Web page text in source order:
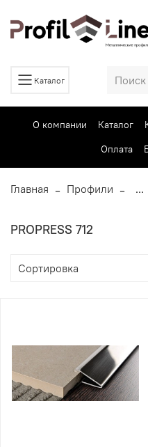
Каталог
О компании Каталог
Оплата
Главная Профили ...
PROPRESS 712